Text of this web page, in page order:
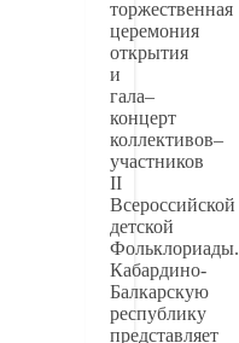
торжественная
церемония
открытия
и
гала–
концерт
коллективов–
участников
II
Всероссийской
детской
Фольклориады.
Кабардино-
Балкарскую
республику
представляет